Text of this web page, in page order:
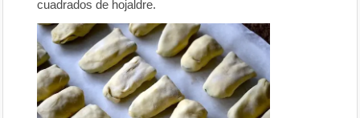
cuadrados de hojaldre.